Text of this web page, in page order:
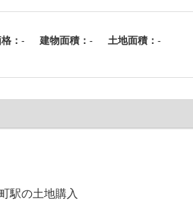
： - 建物面積： - 土地面積： -
駅の土地購入